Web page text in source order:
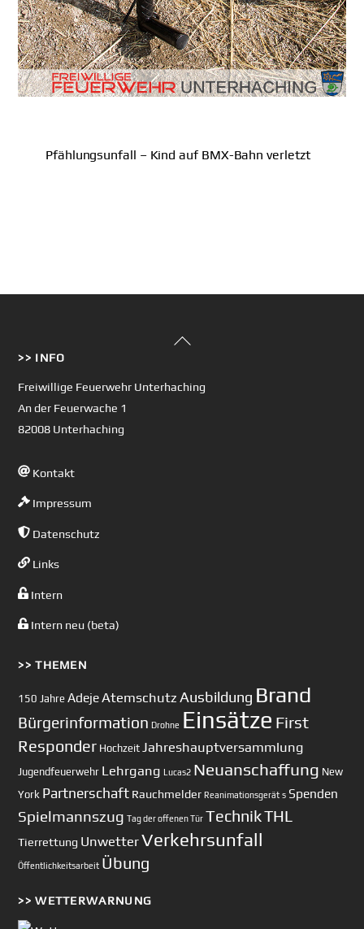
Pfählungsunfall – Kind auf BMX-Bahn verletzt
Back
>> INFO
Freiwillige Feuerwehr Unterhaching
An der Feuerwache 1
82008 Unterhaching
Kontakt
Impressum
Datenschutz
Links
Intern
Intern neu (beta)
>> THEMEN
150 Jahre AdejeAtemschutz Ausbildung Brand
Bürgerinformation Drohne Einsätze First
Responder Hochzeit Jahreshauptversammlung
Jugendfeuerwehr Lehrgang Lucas2 Neuanschaffung New
York Partnerschaft Rauchmelder Reanimationsgerät s Spenden
Spielmannszug Tag der offenen Tür TechnikTHL
Tierrettung UnwetterVerkehrsunfall
Öffentlichkeitsarbeit Übung
>> WETTERWARNUNG